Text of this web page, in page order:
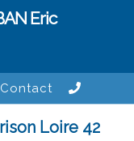
Eric
Loire 42